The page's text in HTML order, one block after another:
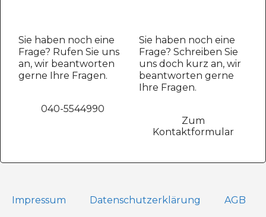
Sie haben noch eine
Frage? Rufen Sie uns
an, wir beantworten
gerne Ihre Fragen.
040-5544990
Sie haben noch eine
Frage? Schreiben Sie
uns doch kurz an, wir
beantworten gerne
Ihre Fragen.
Zum
Kontaktformular
Impressum Datenschutz­erklärung AGB